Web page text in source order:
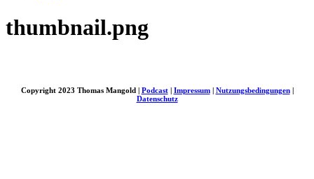
thumbnail.png
Copyright 2023 Thomas Mangold | Podcast| Impressum| Nutzungsbedingungen|
Datenschutz